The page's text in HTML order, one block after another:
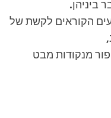
ביניהן.
הקוראים לקשת של
מנקודות מבט